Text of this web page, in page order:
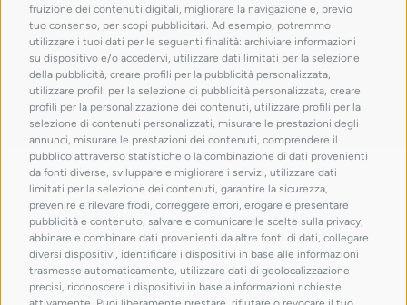
fruizione dei contenuti digitali, migliorare la navigazione e, previo
tuo consenso, per scopi pubblicitari. Ad esempio, potremmo
utilizzare i tuoi dati per le seguenti finalità: archiviare informazioni
su dispositivo e/o accedervi, utilizzare dati limitati per la selezione
della pubblicità, creare profili per la pubblicità personalizzata,
utilizzare profili per la selezione di pubblicità personalizzata, creare
profili per la personalizzazione dei contenuti, utilizzare profili per la
selezione di contenuti personalizzati, misurare le prestazioni degli
annunci, misurare le prestazioni dei contenuti, comprendere il
pubblico attraverso statistiche o la combinazione di dati provenienti
da fonti diverse, sviluppare e migliorare i servizi, utilizzare dati
limitati per la selezione dei contenuti, garantire la sicurezza,
prevenire e rilevare frodi, correggere errori, erogare e presentare
pubblicità e contenuto, salvare e comunicare le scelte sulla privacy,
abbinare e combinare dati provenienti da altre fonti di dati, collegare
diversi dispositivi, identificare i dispositivi in base alle informazioni
trasmesse automaticamente, utilizzare dati di geolocalizzazione
precisi, riconoscere i dispositivi in base a informazioni richieste
con il patrocinio di